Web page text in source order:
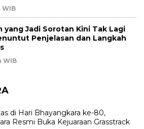
WIB
yang Jadi Sorotan Kini Tak Lagi
Penjelasan dan Langkah
WIB